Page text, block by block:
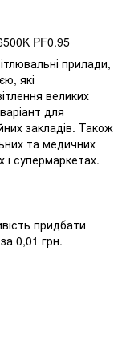
PF0.95
прилади,
які
великих
для
закладів. Також
та медичних
і супермаркетах.
придбати
за 0,01 грн.